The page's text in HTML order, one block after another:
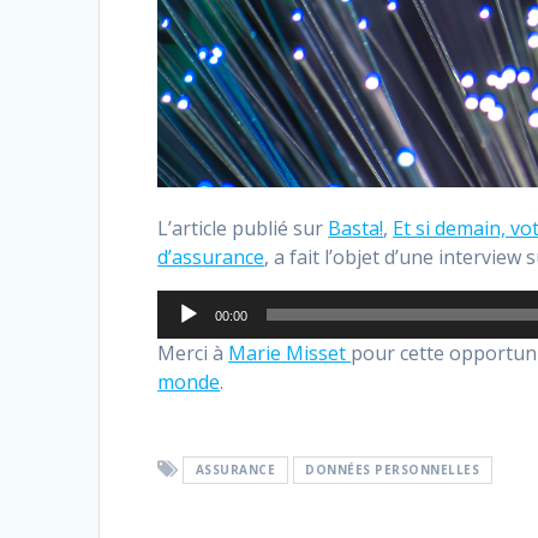
L’article publié sur Basta!, Et si demain,
d’assurance, a fait l’objet d’une interview
Lecteur
audio
00:00
Merci à Marie Misset pour cette
monde.
ASSURANCE DONNÉES PERSONNELLES